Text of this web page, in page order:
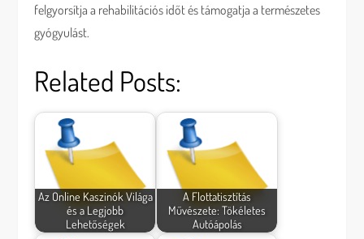
felgyorsítja a rehabilitációs időt és támogatja a természetes
gyógyulást.
Related Posts:
Az Online Kaszinók Világa
és a Legjobb
Lehetőségek
A Flottatisztítás
Művészete: Tökéletes
Autóápolás